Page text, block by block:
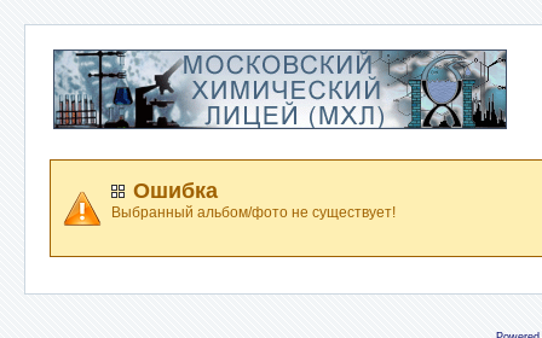
Ошибка
Выбранный альбом/фото не существует!